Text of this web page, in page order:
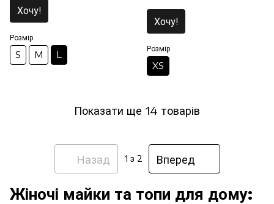
Хочу!
Розмір
S M L
Хочу!
Розмір
XS
Показати ще 14 товарів
Назад 1 з 2 Вперед
Жіночі майки та топи для дому: